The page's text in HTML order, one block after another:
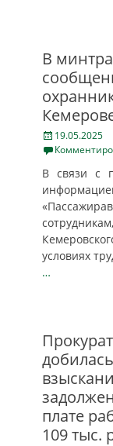
В
Posted
on
19.05.2025
В связи с
условиях
…
плате
109 тыс.